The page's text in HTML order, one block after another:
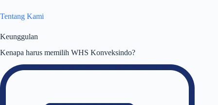
Tentang Kami
Keunggulan
Kenapa harus memilih WHS Konveksindo?